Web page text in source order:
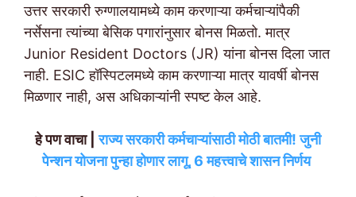
उत्तर सरकारी रुग्णालयामध्ये काम करणाऱ्या कर्मचाऱ्यांपैकी
नर्सेसना त्यांच्या बेसिक पगारांनुसार बोनस मिळतो. मात्र
Junior Resident Doctors (JR) यांना बोनस दिला जात
नाही. ESIC हॉस्पिटलमध्ये काम करणाऱ्या मात्र यावर्षी बोनस
मिळणार नाही, अस अधिकाऱ्यांनी स्पष्ट केल आहे.
हे पण वाचा |राज्य सरकारी कर्मचाऱ्यांसाठी मोठी बातमी! जुनी
पेन्शन योजना पुन्हा होणार लागू, 6 महत्त्वाचे शासन निर्णय